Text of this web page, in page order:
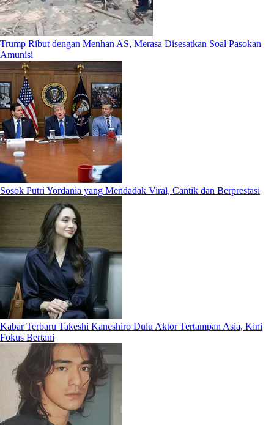
Trump Ribut dengan Menhan AS, Merasa Disesatkan Soal Pasokan
Amunisi
Sosok Putri Yordania yang Mendadak Viral, Cantik dan Berprestasi
Kabar Terbaru Takeshi Kaneshiro Dulu Aktor Tertampan Asia, Kini
Fokus Bertani